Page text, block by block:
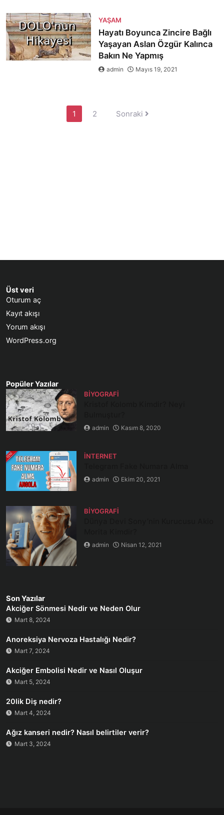
YAŞAM
Hayatı Boyunca Zincire Bağlı
Yaşayan Aslan Özgür Kalınca
Bakın Ne Yapmış
admin Mayıs 19, 2021
1 2 Sonraki
Üst veri
Oturum aç
Kayıt akışı
Yorum akışı
WordPress.org
Popüler Yazılar
BIYOGRAFI
admin Kasım 8, 2020
İNTERNET
admin Ekim 20, 2021
BIYOGRAFI
admin Nisan 12, 2021
Son Yazılar
Akciğer Sönmesi Nedir ve Neden Olur
Mart 8, 2024
Anoreksiya Nervoza Hastalığı Nedir?
Mart 7, 2024
Akciğer Embolisi Nedir ve Nasıl Oluşur
Mart 5, 2024
20lik Diş nedir?
Mart 4, 2024
Ağız kanseri nedir? Nasıl belirtiler verir?
Mart 3, 2024